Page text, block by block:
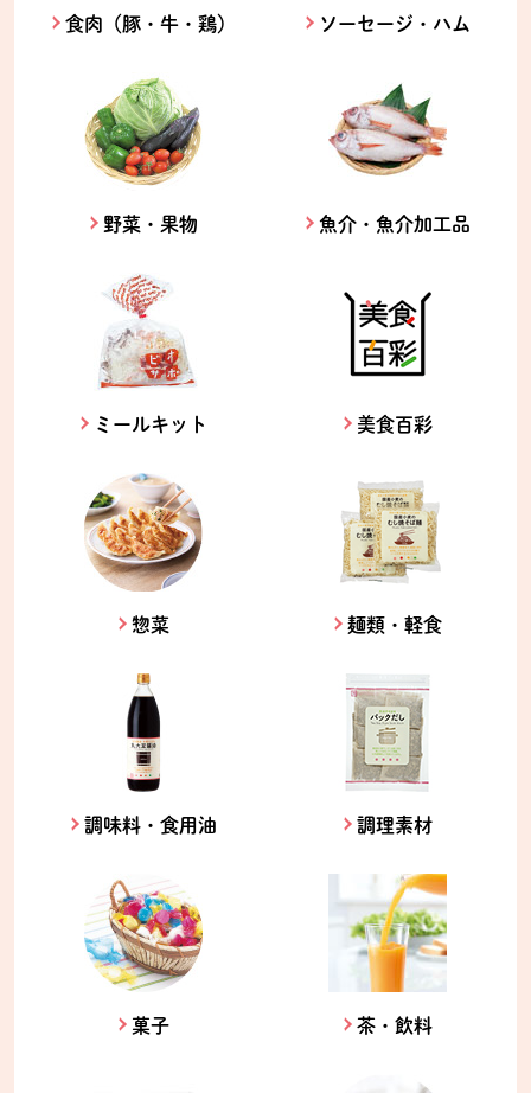
食肉（豚・牛・鶏） ソーセージ・ハム
野菜・果物 魚介・魚介加工品
ミールキット 美食百彩
惣菜 麺類・軽食
調味料・食用油 調理素材
菓子 茶・飲料